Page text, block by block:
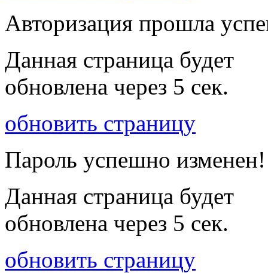
Авторизация прошла
Данная страница будет
обновлена через 5 сек.
обновить страницу
Пароль успешно изменен!
Данная страница будет
обновлена через 5 сек.
обновить страницу